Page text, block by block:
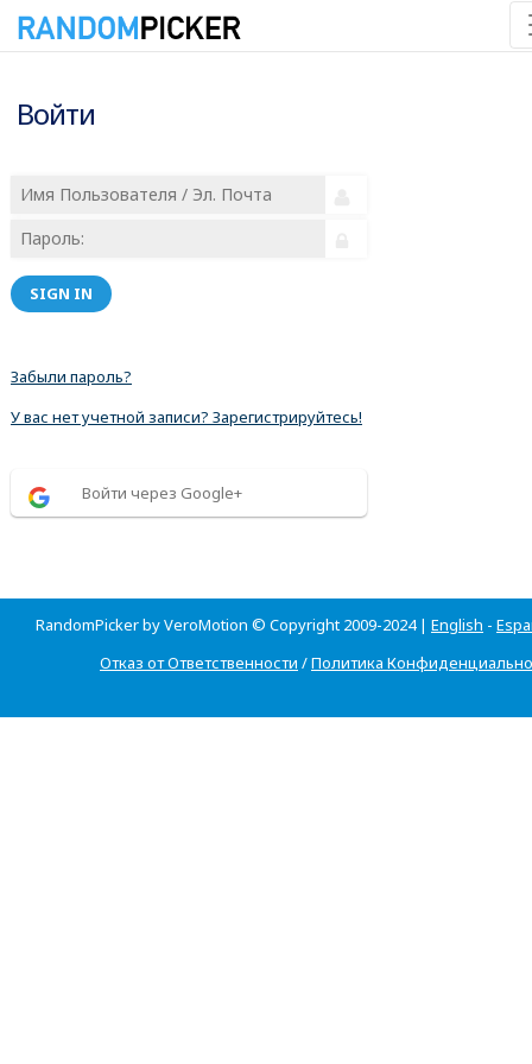
Войти
SIGN IN
Забыли пароль?
У вас нет учетной записи? Зарегистрируйтесь!
Войти через Google+
RandomPicker by VeroMotion © Copyright 2009-2024 | English -
Отказ от Ответственности /Политика